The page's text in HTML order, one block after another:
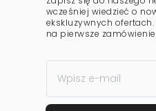
wcześniej wiedzieć o
ekskluzywnych ofertach.
na pierwsze